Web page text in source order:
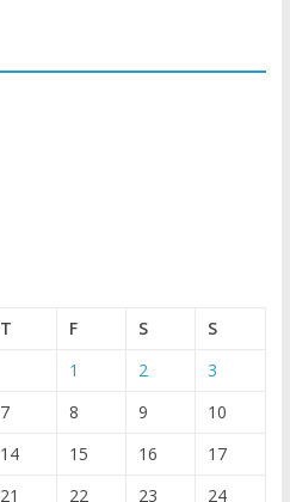
T F S
S
1
2
3
7 8 9
10
14 15 16
17
21 22 23 24